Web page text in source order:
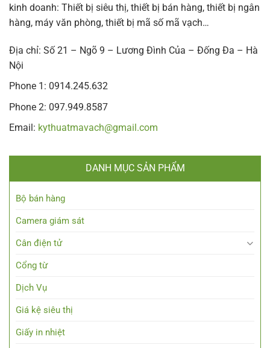
kinh doanh: Thiết bị siêu thị, thiết bị bán hàng, thiết bị ngân
hàng, máy văn phòng, thiết bị mã số mã vạch…
Địa chỉ: Số 21 – Ngõ 9 – Lương Đình Của – Đống Đa – Hà
Nội
Phone 1: 0914.245.632
Phone 2: 097.949.8587
Email: kythuatmavach@gmail.com
DANH MỤC SẢN PHẨM
Bộ bán hàng
Camera giám sát
Cân điện tử
Cổng từ
Dịch Vụ
Giá kệ siêu thị
Giấy in nhiệt